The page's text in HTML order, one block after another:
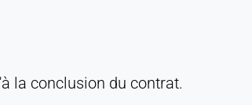
la conclusion du contrat.